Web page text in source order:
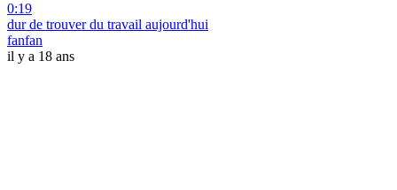
0:19
dur de trouver du travail aujourd'hui
fanfan
il y a 18 ans